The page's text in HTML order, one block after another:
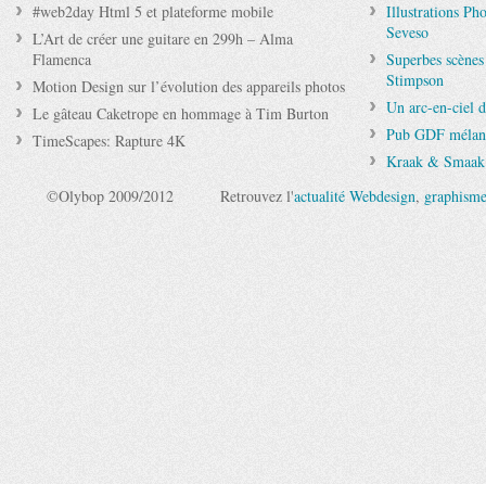
#web2day Html 5 et plateforme mobile
L’Art de créer une guitare en 299h – Alma
Flamenca
Motion Design sur l’évolution des appareils photos
Le gâteau Caketrope en hommage à Tim Burton
TimeScapes: Rapture 4K
Illustrations
Seveso
Superbes
Stimpson
Un arc-en-ciel
Pub GDF
Kraak &
©Olybop 2009/2012
Retrouvez l'actualité Webdesign, graphisme